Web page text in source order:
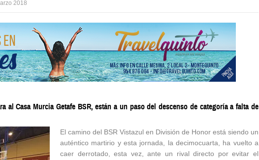
2018
al Casa Murcia Getafe BSR, están a un paso del descenso de categoría a falta de
El camino del BSR Vistazul en División de Honor está siendo un
auténtico martirio y esta jornada, la decimocuarta, ha vuelto a
caer derrotado, esta vez, ante un rival directo por evitar el